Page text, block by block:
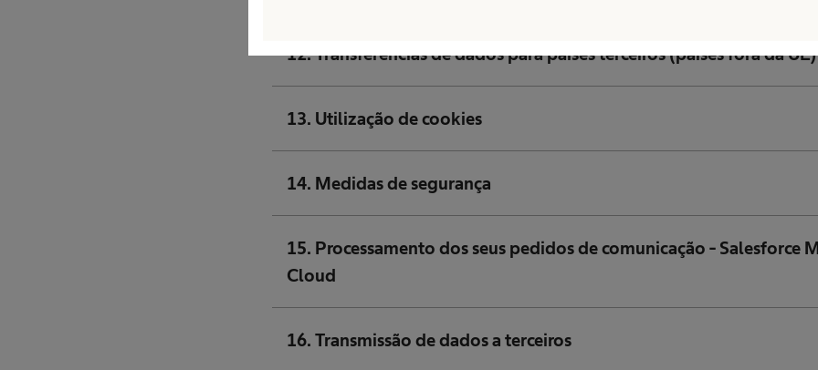
12. Transferências de dados para países terceiros (países fora da UE)
13. Utilização de cookies
14. Medidas de segurança
15. Processamento dos seus pedidos de comunicação - Salesforce
Cloud
16. Transmissão de dados a terceiros